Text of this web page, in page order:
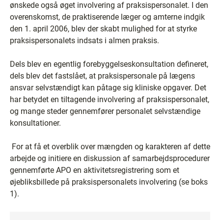
ønskede også øget involvering af praksispersonalet. I den
overenskomst, de praktiserende læger og amterne indgik
den 1. april 2006, blev der skabt mulighed for at styrke
praksispersonalets indsats i almen praksis.
Dels blev en egentlig forebyggelseskonsultation defineret,
dels blev det fastslået, at praksispersonale på lægens
ansvar selvstændigt kan påtage sig kliniske opgaver. Det
har betydet en tiltagende involvering af praksispersonalet,
og mange steder gennemfører personalet selvstændige
konsultationer.
For at få et overblik over mængden og karakteren af dette
arbejde og initiere en diskussion af samarbejdsprocedurer
gennemførte APO en aktivitetsregistrering som et
øjebliksbillede på praksispersonalets involvering (se boks
1).